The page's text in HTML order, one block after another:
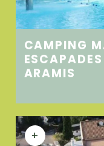
CAMPING
ARAMIS
+